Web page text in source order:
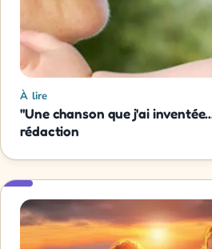
À lire
"Une chanson que j'ai
rédaction